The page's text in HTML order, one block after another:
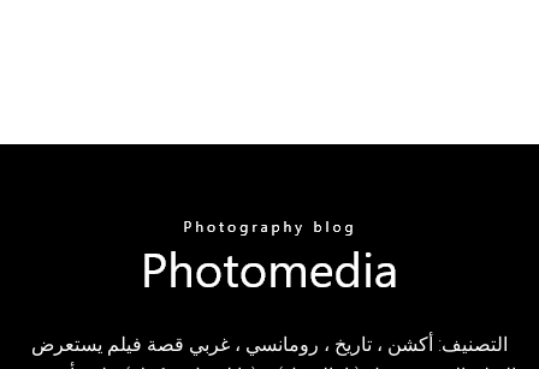
التصنيف: أكشن ، تاريخ ، رومانسي ، غربي قصة فيلم يستعرض